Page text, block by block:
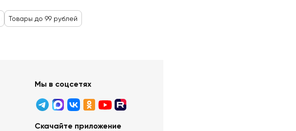
Товары до 99 рублей
Мы в соцсетях
Скачайте приложение